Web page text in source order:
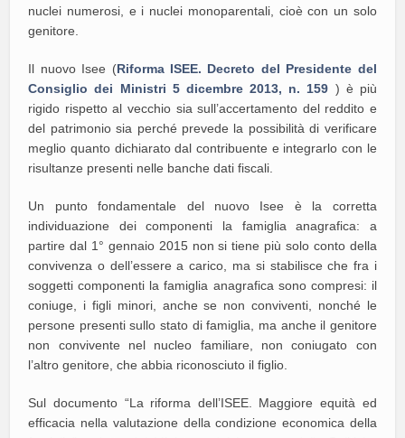
nuclei numerosi, e i nuclei monoparentali, cioè con un solo
genitore.
Il nuovo Isee (Riforma ISEE. Decreto del Presidente del
Consiglio dei Ministri 5 dicembre 2013, n. 159 ) è più
rigido rispetto al vecchio sia sull’accertamento del reddito e
del patrimonio sia perché prevede la possibilità di verificare
meglio quanto dichiarato dal contribuente e integrarlo con le
risultanze presenti nelle banche dati fiscali.
Un punto fondamentale del nuovo Isee è la corretta
individuazione dei componenti la famiglia anagrafica: a
partire dal 1° gennaio 2015 non si tiene più solo conto della
convivenza o dell’essere a carico, ma si stabilisce che fra i
soggetti componenti la famiglia anagrafica sono compresi: il
coniuge, i figli minori, anche se non conviventi, nonché le
persone presenti sullo stato di famiglia, ma anche il genitore
non convivente nel nucleo familiare, non coniugato con
l’altro genitore, che abbia riconosciuto il figlio.
Sul documento “La riforma dell’ISEE. Maggiore equità ed
efficacia nella valutazione della condizione economica della